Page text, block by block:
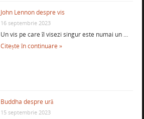
John Lennon despre vis
16 septembrie 2023
Un vis pe care îl visezi singur este numai un …
Citește în continuare »
Buddha despre ură
15 septembrie 2023